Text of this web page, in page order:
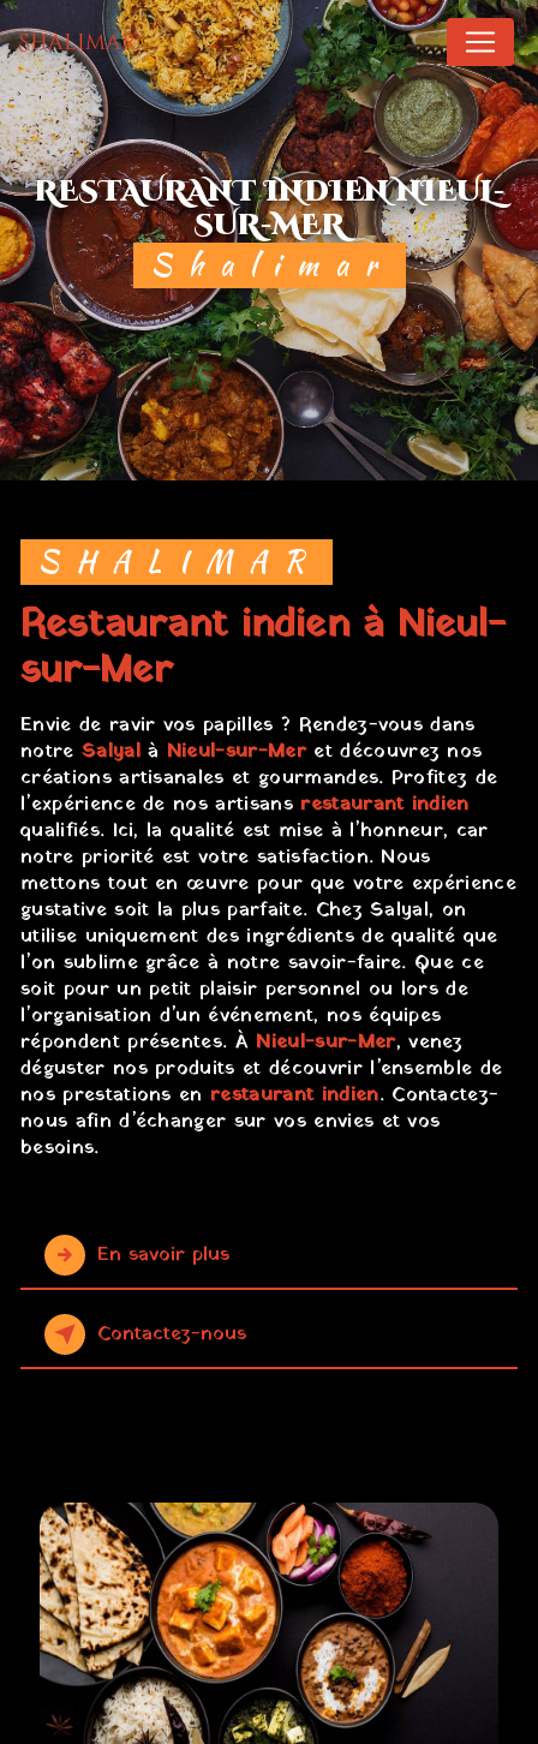
Shalimar
RESTAURANT INDIEN NIEUL-
SUR-MER
Shalimar
SHALIMAR
restaurant indien à Nieul-
sur-Mer
Envie de ravir vos papilles ? Rendez-vous dans
notre Salyalà Nieul-sur-Meret découvrez nos
créations artisanales et gourmandes. Profitez de
l’expérience de nos artisans restaurant indien
qualifiés. Ici, la qualité est mise à l’honneur, car
notre priorité est votre satisfaction. Nous
mettons tout en œuvre pour que votre expérience
gustative soit la plus parfaite. Chez Salyal, on
utilise uniquement des ingrédients de qualité que
l’on sublime grâce à notre savoir-faire. Que ce
soit pour un petit plaisir personnel ou lors de
l’organisation d’un événement, nos équipes
répondent présentes. À Nieul-sur-Mer, venez
déguster nos produits et découvrir l’ensemble de
nos prestations en restaurant indien. Contactez-
nous afin d’échanger sur vos envies et vos
besoins.
En savoir plus
Contactez-nous
Panneau de gestion des cookies